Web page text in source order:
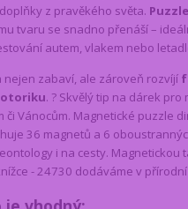
z pravěkého světa. Puzzle
tvaru se snadno přenáší –
autem, vlakem nebo
nejen zabaví, ale zároveň rozvíjí
. ? Skvělý tip na dárek
či Vánocům. Magnetické puzzle
36 magnetů a 6
i na cesty. Magnetickou
- 24730 dodáváme v